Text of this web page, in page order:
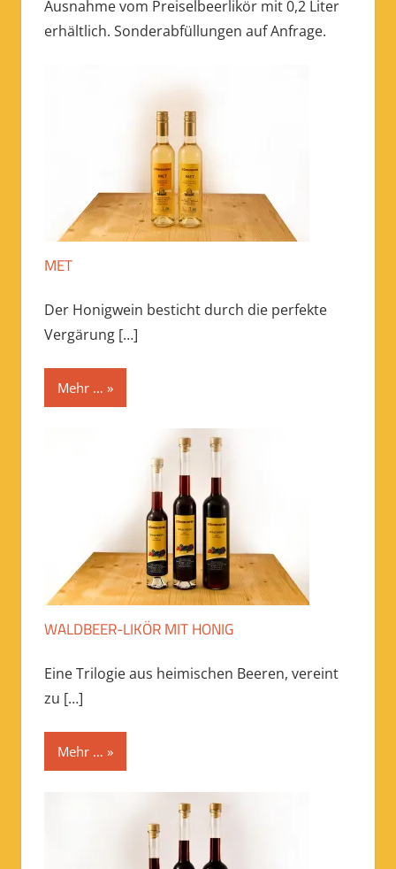
Ausnahme vom Preiselbeerlikör mit 0,2 Liter
erhältlich. Sonderabfüllungen auf Anfrage.
MET
Der Honigwein besticht durch die perfekte
Vergärung […]
Mehr …
WALDBEER-LIKÖR MIT HONIG
Eine Trilogie aus heimischen Beeren, vereint
zu […]
Mehr …